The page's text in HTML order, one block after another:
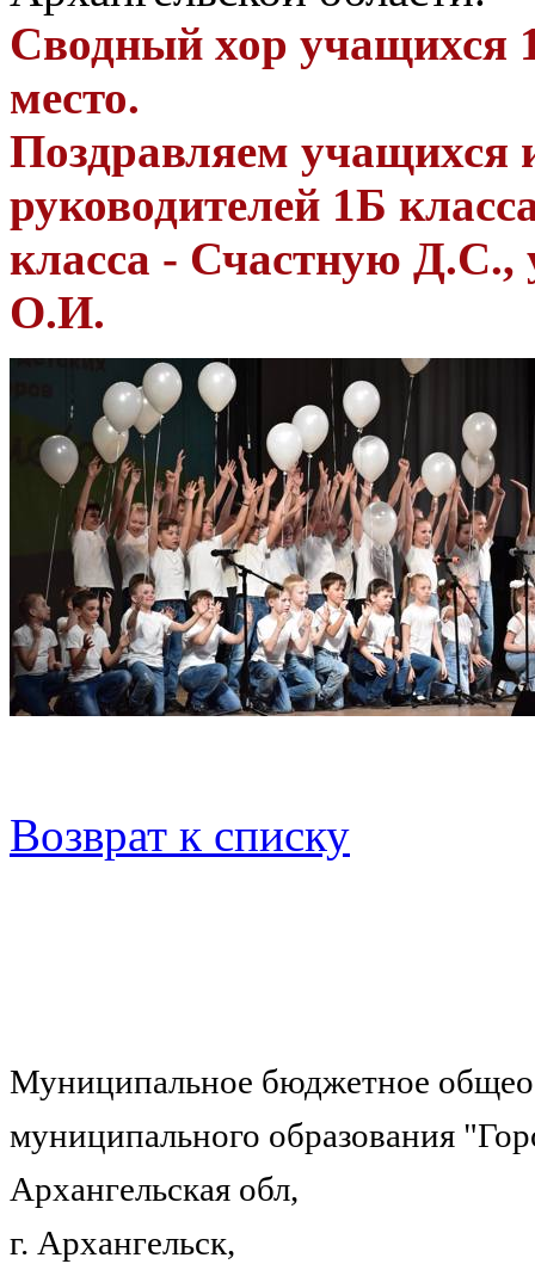
Сводный хор учащихся
место.
Поздравляем учащихся
руководителей 1Б
класса - Счастную
О.И.
Возврат к списку
Муниципальное бюджетное
муниципального образования
Архангельская обл,
г. Архангельск,